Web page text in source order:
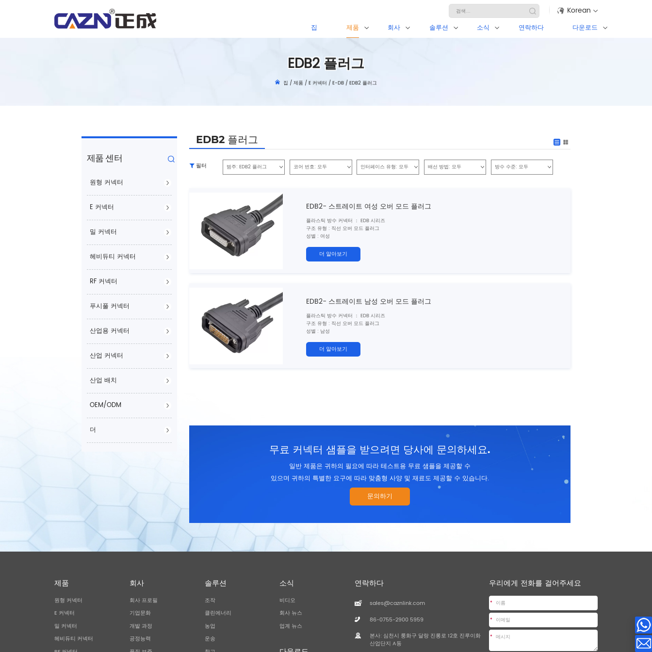
Korean
집 제품 회사 솔루션 소식 연락하다 다운로드
EDB2 플러그
집 / 제품 /E 커넥터 /E-DB/EDB2 플러그
제품 센터
원형 커넥터
E 커넥터
밀 커넥터
헤비듀티 커넥터
RF 커넥터
푸시풀 커넥터
산업용 커넥터
산업 커넥터
산업 배치
OEM/ODM
더
EDB2 플러그
필터 범주: EDB2 플러그 코어 번호: 모두 인터페이스 유형: 모두 배선 방법: 모두 방수 수준: 모두
EDB2- 스트레이트 여성 오버 모드 플러그
플라스틱 방수 커넥터 ： EDB 시리즈
구조 유형 : 직선 오버 모드 플러그
성별 : 여성
차폐 : 예/아니오
인증 : CE 、 rohs
더 알아보기
EDB2- 스트레이트 남성 오버 모드 플러그
플라스틱 방수 커넥터 ： EDB 시리즈
구조 유형 : 직선 오버 모드 플러그
성별 : 남성
차폐 : 예/아니오
인증 : CE 、 rohs
더 알아보기
무료 커넥터 샘플을 받으려면 당사에 문의하세요.
일반 제품은 귀하의 필요에 따라 테스트용 무료 샘플을 제공할 수
있으며 귀하의 특별한 요구에 따라 맞춤형 사양 및 재료도 제공할 수 있습니다.
문의하기
제품
원형 커넥터
E 커넥터
밀 커넥터
헤비듀티 커넥터
회사
회사 프로필
기업문화
개발 과정
공정능력
솔루션
조작
클린에너리
농업
운송
소식
비디오
회사 뉴스
업계 뉴스
연락하다
sales@caznlink.com
86-0755-2900 5959
본사: 심천시 룽화구 달랑 진롱로 12호 진루이화
산업단지 A동
우리에게 전화를 걸어주세요
*
*
*